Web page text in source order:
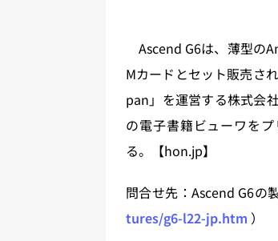
Ascend G6は、薄型の
Mカードとセット販売さ
pan」を運営する株式会
の電子書籍ビューワを
る。【hon.jp】
問合せ先：Ascend G6の
tures/g6-l22-jp.htm ）